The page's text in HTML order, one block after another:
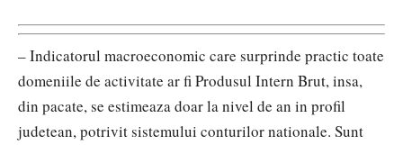
– Indicatorul macroeconomic care surprinde practic toate
domeniile de activitate ar fi Produsul Intern Brut, insa,
din pacate, se estimeaza doar la nivel de an in profil
judetean, potrivit sistemului conturilor nationale. Sunt